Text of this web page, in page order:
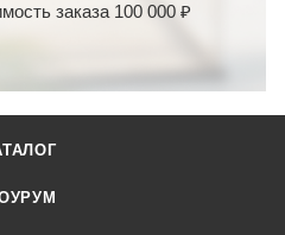
заказа 100 000 ₽